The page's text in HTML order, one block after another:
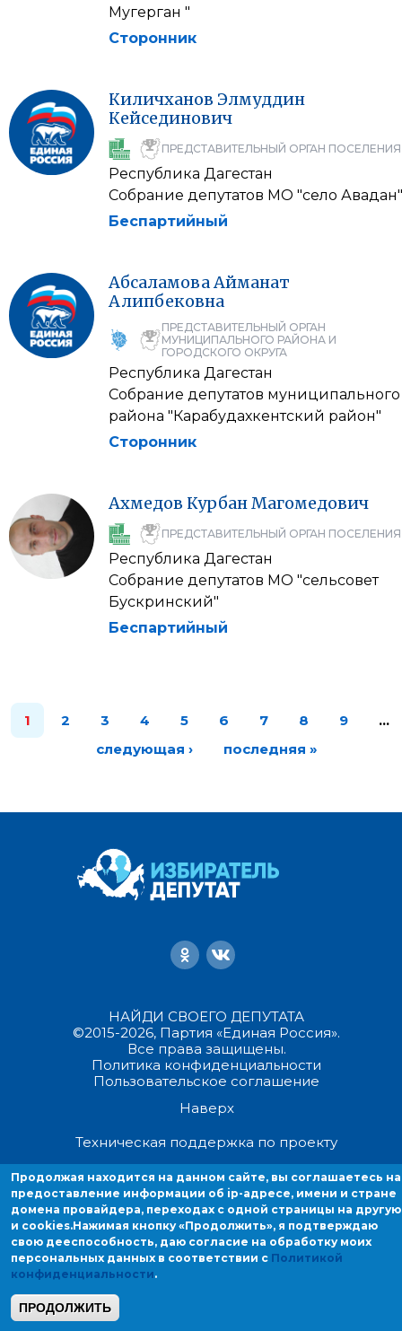
Мугерган "
Сторонник
Киличханов Элмуддин
Кейсединович
ПРЕДСТАВИТЕЛЬНЫЙ ОРГАН ПОСЕЛЕНИЯ
Республика Дагестан
Собрание депутатов МО "село Авадан"
Беспартийный
АбсаламоваАйманат
Алипбековна
ПРЕДСТАВИТЕЛЬНЫЙ ОРГАН
МУНИЦИПАЛЬНОГО РАЙОНА И
ГОРОДСКОГО ОКРУГА
Республика Дагестан
Собрание депутатов муниципального
района "Карабудахкентский район"
Сторонник
Ахмедов КурбанМагомедович
ПРЕДСТАВИТЕЛЬНЫЙ ОРГАН ПОСЕЛЕНИЯ
Республика Дагестан
Собрание депутатов МО "сельсовет
Бускринский"
Беспартийный
1 2 3 4 5 6 7 8 9
…
следующая ›
последняя »
НАЙДИ СВОЕГО ДЕПУТАТА
©2015-2026, Партия «Единая Россия».
Все права защищены.
Политика конфиденциальности
Пользовательское соглашение
Наверх
Техническая поддержка по проекту
Продолжая находиться на данном сайте, вы соглашаетесь на
предоставление информации об ip-адресе, имени и стране домена
провайдера, переходах с одной страницы на другую и cookies.
Продолжая находится на данном сайте, вы соглашаетесь на
предоставление информации об ip-адресе, имени и стране
домена провайдера, переходах с одной страницы на другую
и cookies.Нажимая кнопку «Продолжить», я подтверждаю
свою дееспособность, даю согласие на обработку моих
персональных данных в соответствии с Политикой
конфиденциальности.
ПРОДОЛЖИТЬ